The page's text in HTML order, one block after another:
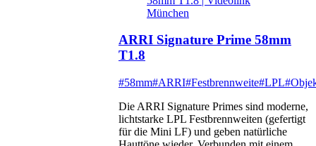
ARRI Signature Prime 58mm
T1.8
#58mm#ARRI#Festbrennweite#LPL
Die ARRI Signature Primes sind moderne,
lichtstarke LPL Festbrennweiten (gefertigt
für die Mini LF) und geben natürliche